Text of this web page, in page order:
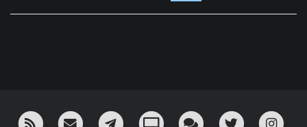
RSS ¡Mándame un email!¡Nuestro canal en Telegram!
Oink! TV Charla con nosotros
Twitter